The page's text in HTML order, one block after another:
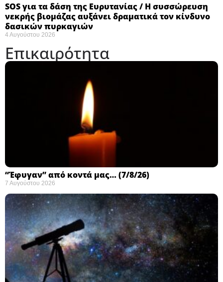
SOS για τα δάση της Ευρυτανίας / Η συσσώρευση
νεκρής βιομάζας αυξάνει δραματικά τον κίνδυνο
δασικών πυρκαγιών
4 Αυγούστου 2026
Επικαιρότητα
“Έφυγαν” από κοντά μας… (7/8/26)
7 Αυγούστου 2026